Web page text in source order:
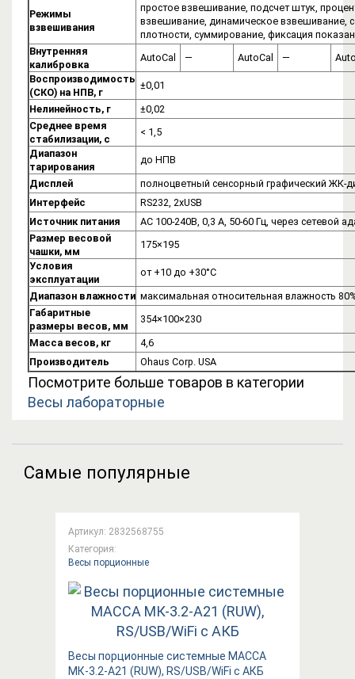
Режимы
взвешивания
простое взвешивание, подсчет штук,
взвешивание, динамическое взвешивание,
плотности, суммирование, фиксация
Внутренняя
калибровка
AutoCal — AutoCal —
Воспроизводимость
(СКО) на НПВ, г
±0,01
Нелинейность, г
±0,02
Среднее время
стабилизации, с
< 1,5
Диапазон
тарирования
до НПВ
Дисплей
полноцветный сенсорный графический ЖК-
Интерфейс
RS232, 2хUSB
Источник питания
AC 100-240В, 0,3 А, 50-60 Гц, через сетевой
Размер весовой
чашки, мм
175×195
Условия
эксплуатации
от +10 до +30°C
Диапазон влажности максимальная относительная влажность
Габаритные
размеры весов, мм
354×100×230
Масса весов, кг
4,6
Производитель
Ohaus Corp. USA
Посмотрите больше товаров в категории
Весы лабораторные
Самые популярные
Артикул: 2832568755
Категория:
Весы порционные
Весы порционные системные МАССА
МК-3.2-А21 (RUW), RS/USB/WiFi с АКБ